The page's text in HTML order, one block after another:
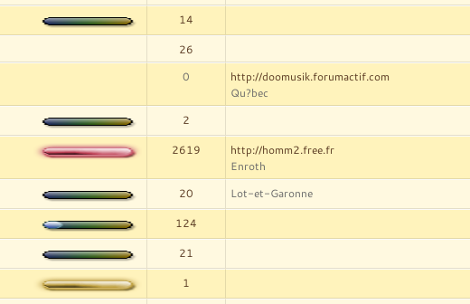
14
26
0
http://doomusik.forumactif.com
Qu?bec
2
2619
http://homm2.free.fr
Enroth
20 Lot-et-Garonne
124
21
1